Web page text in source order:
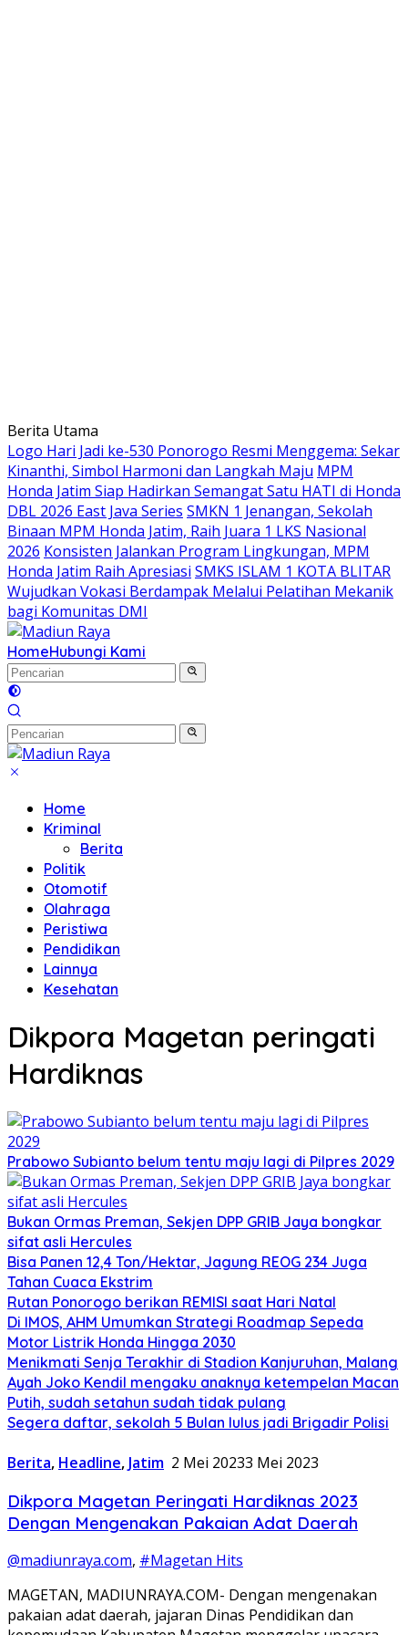
Langsung
ke
konten
Berita Utama
Logo Hari Jadi ke-530 Ponorogo Resmi Menggema: Sekar
Kinanthi, Simbol Harmoni dan Langkah Maju MPM
Honda Jatim Siap Hadirkan Semangat Satu HATI di Honda
DBL 2026 East Java Series SMKN 1 Jenangan, Sekolah
Binaan MPM Honda Jatim, Raih Juara 1 LKS Nasional
2026 Konsisten Jalankan Program Lingkungan, MPM
Honda Jatim Raih Apresiasi SMKS ISLAM 1 KOTA BLITAR
Wujudkan Vokasi Berdampak Melalui Pelatihan Mekanik
bagi Komunitas DMI
HomeHubungi Kami
Home
Kriminal
Berita
Politik
Otomotif
Olahraga
Peristiwa
Pendidikan
Lainnya
Kesehatan
Dikpora Magetan peringati
Hardiknas
Prabowo Subianto belum tentu maju lagi di Pilpres 2029
Bukan Ormas Preman, Sekjen DPP GRIB Jaya bongkar
sifat asli Hercules
Bisa Panen 12,4 Ton/Hektar, Jagung REOG 234 Juga
Tahan Cuaca Ekstrim
Rutan Ponorogo berikan REMISI saat Hari Natal
Di IMOS, AHM Umumkan Strategi Roadmap Sepeda
Motor Listrik Honda Hingga 2030
Menikmati Senja Terakhir di Stadion Kanjuruhan, Malang
Ayah Joko Kendil mengaku anaknya ketempelan Macan
Putih, sudah setahun sudah tidak pulang
Segera daftar, sekolah 5 Bulan lulus jadi Brigadir Polisi
Berita, Headline, Jatim 2 Mei 20233 Mei 2023
Dikpora Magetan Peringati Hardiknas 2023
Dengan Mengenakan Pakaian Adat Daerah
@madiunraya.com, #Magetan Hits
MAGETAN, MADIUNRAYA.COM- Dengan mengenakan
pakaian adat daerah, jajaran Dinas Pendidikan dan